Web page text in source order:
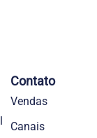
Contato
Vendas
Canais